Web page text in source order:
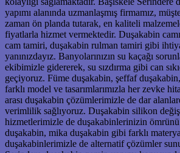
yapımı alanında uzmanlaşmış firmamız,
zaman ön planda tutarak, en kaliteli
fiyatlarla hizmet vermektedir. Duşakabin
cam tamiri, duşakabin rulman tamiri gibi
yanınızdayız. Banyolarınızın su kaçağı
ekibimizle gidererek, su sızdırma gibi can
geçiyoruz. Füme duşakabin, şeffaf
farklı model ve tasarımlarımızla her zevke
arası duşakabin çözümlerimizle de dar
verimlilik sağlıyoruz. Duşakabin silikon
hizmetlerimizle de duşakabinlerinizin
duşakabin, mika duşakabin gibi farklı
duşakabinlerimizle de alternatif çözümler